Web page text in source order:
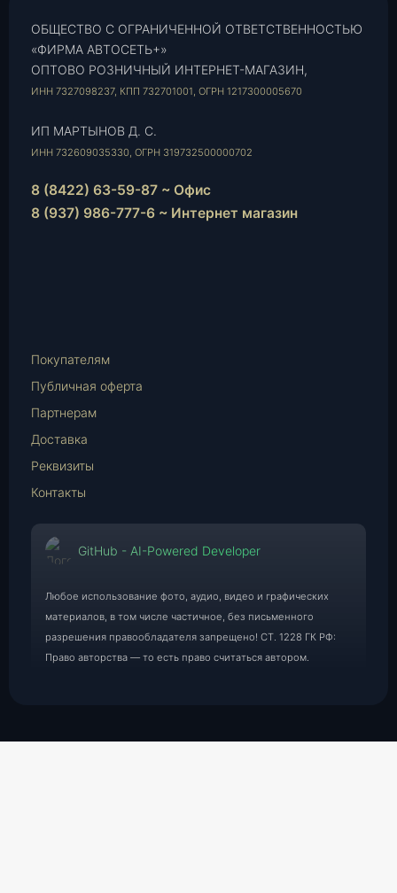
ОБЩЕСТВО С ОГРАНИЧЕННОЙ ОТВЕТСТВЕННОСТЬЮ
«ФИРМА АВТОСЕТЬ+»
ОПТОВО РОЗНИЧНЫЙ ИНТЕРНЕТ-МАГАЗИН,
ИНН 7327098237, КПП 732701001, ОГРН 1217300005670
ИП МАРТЫНОВ Д. С.
ИНН 732609035330, ОГРН 319732500000702
8 (8422) 63-59-87 ~ Офис
8 (937) 986-777-6 ~ Интернет магазин
Mail
Покупателям
Публичная оферта
Партнерам
Доставка
Реквизиты
Контакты
GitHub - AI-Powered Developer
Любое использование фото, аудио, видео и графических
материалов, в том числе частичное, без письменного
разрешения правообладателя запрещено! СТ. 1228 ГК РФ:
Право авторства — то есть право считаться автором.